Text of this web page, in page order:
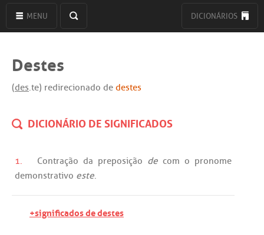
MENU DICIONÁRIOS
Destes
(des.te) redirecionado de destes
DICIONÁRIO DE SIGNIFICADOS
1. Contração da preposição de com o pronome
demonstrativo este.
+significados de destes